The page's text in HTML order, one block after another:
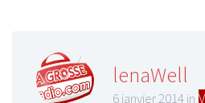
lenaWell
6 janvier 2014 in